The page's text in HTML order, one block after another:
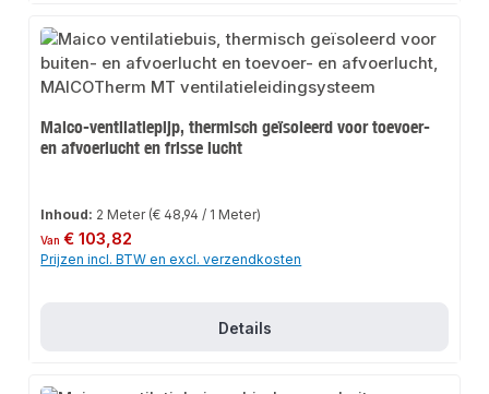
Maico-ventilatiepijp, thermisch geïsoleerd voor toevoer-
en afvoerlucht en frisse lucht
Inhoud: 2 Meter (€ 48,94 / 1 Meter)
Normale prijs:
Van€ 103,82
Prijzen incl. BTW en excl. verzendkosten
Details